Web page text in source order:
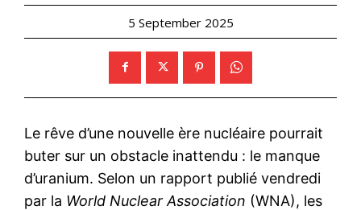
5 September 2025
Le rêve d’une nouvelle ère nucléaire pourrait
buter sur un obstacle inattendu : le manque
d’uranium. Selon un rapport publié vendredi
par la World Nuclear Association (WNA), les